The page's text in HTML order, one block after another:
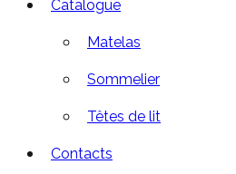
Catalogue
Matelas
Sommelier
Têtes de lit
Contacts